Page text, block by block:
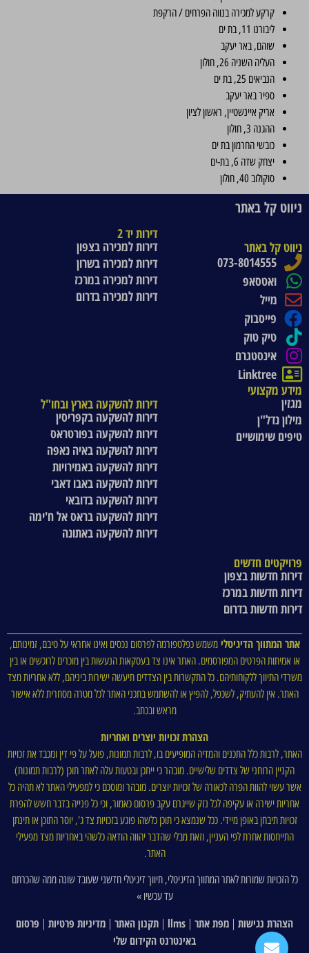
קרקע למכירה בנווה הפרחים / הרקפת
ליבורנו 11, בת ים
שוהם, באר יעקב
העליה השניה 26, חולון
הנביאים 25, בת ים
ספיר באר יעקב
אריק איינשטיין, ראשון לציון
ההגנה 3, חולון
כובשי החרמון בת ים
יצחק שדה 6, בת-ים
סוקולוב 40, חולון
ניווט קל באתר
ניווט קל באתר
073-8014555
ואטסאפ
מייל
פייסבוק
טיק טוק
אינסטגרם
Linktree
דירות יד 2
דירות למכירה בצפון
דירות למכירה בשרון
דירות למכירה במרכז
דירות למכירה בדרום
מידע מקצועי
מגזין
מילון נדל"ן
טיפים שימושיים
דירות להשקעה בארץ ובחו"ל
דירות להשקעה בקפריסין
דירות להשקעה בפורטראס
דירות להשקעה באיה נאפה
דירות להשקעה באמירויות
דירות להשקעה באבו דאבי
דירות להשקעה בדובאי
דירות להשקעה בראס אל ח'ימה
דירות להשקעה באתונה
פרויקטים חדשים
דירות חדשות בצפון
דירות חדשות במרכז
דירות חדשות בדרום
אתר המתווך הדיגיטלימשמש כפלטפורמה לפרסום נכסים ואינו אחראי על טיבם, זמינותם,
או אמיתות הפרטים המפורסמים. האתר אינו צד בעסקאות הנעשות בין מוכרים לרוכשים או בין
משרדי התיווך ללקוחותיהם. כל התקשרות בין הצדדים תיעשה ישירות ביניהם, ללא אחריות מצד
האתר. אין להעתיק, לשכפל, להפיץ או להשתמש בתכני האתר לכל מטרה מסחרית ללא אישור
מראש ובכתב.
הצהרת זכויות יוצרים ואחריות
האתר, לרבות כלל התכנים והמדיה המופיעים בו, לרבות תמונות, פועל על פי דין ומכבד את זכויות
הקניין הרוחני של צדדים שלישיים. מובהר כי ייתכן ובטעות עלה לאתר תוכן (לרבות תמונות)
אשר עשוי להוות הפרה לכאורה של זכויות יוצרים. מובהר ומוסכם כי למפעילי האתר לא תהיה כל
אחריות ישירה או עקיפה לכל נזק שייגרם עקב פרסום כאמור, וכי כל פנייה בדבר חשש להפרת
זכויות תיבחן באופן מיידי. ככל שנמצא כי תוכן כלשהו פוגע בזכויות צד ג', יוסר התוכן או תינתן
התייחסות אחרת לפי העניין, וזאת מבלי שהדבר יהווה הודאה כלשהי באחריות מצד מפעילי
האתר.
כל הזכויות שמורות לאתר המתווך הדיגיטלי, תיווך דיגיטלי חדשני שעובד שונה ממה שהכרתם
עד עכשיו »
הצהרת נגישות | מפת אתר |
llms
| תקנון האתר | מדיניות פרטיות | פרסום
באינטרנט הקידום שלי